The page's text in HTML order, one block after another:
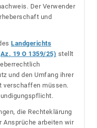
Der Verwender
und
Landgerichts
19 O 1359/25) stellt
und den Umfang ihrer
verschaffen müssen.
die Rechteklärung
Ansprüche arbeiten wir